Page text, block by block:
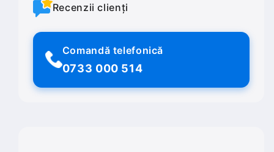
Recenzii clienți
Comandă telefonică
0733 000 514